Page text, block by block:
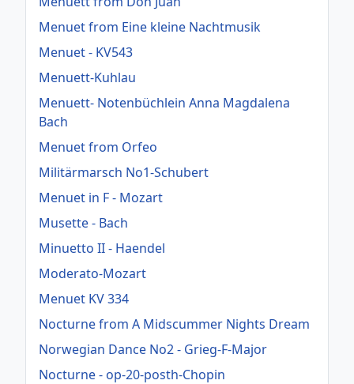
Menuet from Eine kleine Nachtmusik
Menuet - KV543
Menuett-Kuhlau
Menuett- Notenbüchlein Anna Magdalena
Bach
Menuet from Orfeo
Militärmarsch No1-Schubert
Menuet in F - Mozart
Musette - Bach
Minuetto II - Haendel
Moderato-Mozart
Menuet KV 334
Nocturne from A Midscummer Nights Dream
Norwegian Dance No2 - Grieg-F-Major
Nocturne - op-20-posth-Chopin